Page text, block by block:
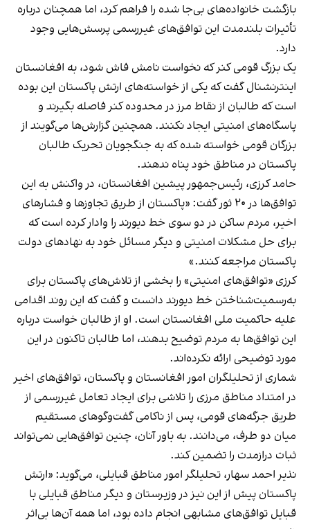
بازگشت خانواده‌های بی‌جا شده را فراهم کرد، اما همچنان درباره
تأثیرات بلندمدت این توافق‌های غیررسمی پرسش‌هایی وجود
دارد.
یک بزرگ قومی کنر که نخواست نامش فاش شود، به افغانستان
اینترنشنال گفت که یکی از خواسته‌های ارتش پاکستان این بوده
است که طالبان از نقاط مرز در محدوده کنر فاصله بگیرند و
پاسگاه‌های امنیتی ایجاد نکنند. همچنین گزارش‌ها می‌گویند از
بزرگان قومی خواسته شده که به جنگجویان تحریک طالبان
پاکستان در مناطق خود پناه ندهند.
حامد کرزی، رئیس‌جمهور پیشین افغانستان، در واکنش به این
توافق‌ها در ۲۰ ثور گفت: «پاکستان از طریق تجاوزها و فشارهای
اخیر، مردم ساکن در دو سوی خط دیورند را وادار کرده است که
برای حل مشکلات امنیتی و دیگر مسائل خود به نهادهای دولت
پاکستان مراجعه کنند.»
کرزی «توافق‌های امنیتی» را بخشی از تلاش‌های پاکستان برای
به‌رسمیت‌شناختن خط دیورند دانست و گفت که این روند اقدامی
علیه حاکمیت ملی افغانستان است. او از طالبان خواست درباره
این توافق‌ها به مردم توضیح بدهند، اما طالبان تاکنون در این
مورد توضیحی ارائه نکرده‌اند.
شماری از تحلیلگران امور افغانستان و پاکستان، توافق‌های اخیر
در امتداد مناطق مرزی را تلاشی برای ایجاد تعامل غیررسمی از
طریق جرگه‌های قومی، پس از ناکامی گفت‌وگوهای مستقیم
میان دو طرف، می‌دانند. به باور آنان، چنین توافق‌هایی نمی‌تواند
ثبات درازمدت را تضمین کند.
نذیر احمد سهار، تحلیلگر امور مناطق قبایلی، می‌گوید: «ارتش
پاکستان پیش از این نیز در وزیرستان و دیگر مناطق قبایلی با
قبایل توافق‌های مشابهی انجام داده بود، اما همه آن‌ها بی‌اثر